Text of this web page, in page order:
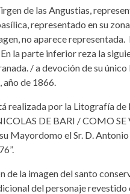
de las Angustias,
representado en su
no aparece
la parte inferior reza la
/ a devoción de su
de 1866.
realizada por la Litografía de
DE BARI / COMO
Mayordomo el Sr. D.
de la imagen del santo
del personaje revestido